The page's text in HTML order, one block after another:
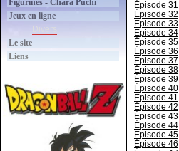
Figurines - Chara Puchi
Jeux en ligne
Le site
Liens
Épisode 31
Épisode 32
Épisode 33
Épisode 34
Épisode 35
Épisode 36
Épisode 37
Épisode 38
Épisode 39
Épisode 40
Épisode 41
Épisode 42
Épisode 43
Épisode 44
Épisode 45
Épisode 46